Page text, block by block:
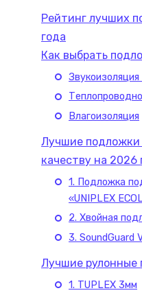
Рейтинг лучших
года
Как выбрать
Влагоизоляция
Лучшие подложки
качеству на 2026
1. Подложка
«UNIPLEX
2. Хвойная
3. SoundGuard
Лучшие рулонные
1. TUPLEX 3мм